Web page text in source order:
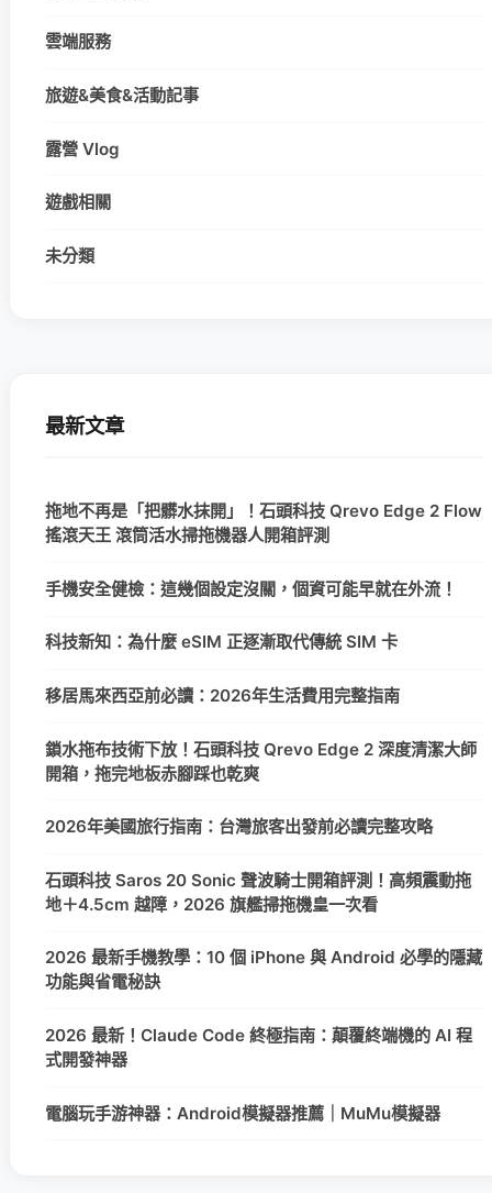
雲端服務
旅遊&美食&活動記事
露營 Vlog
遊戲相關
未分類
最新文章
拖地不再是「把髒水抹開」！石頭科技 Qrevo Edge 2 Flow
搖滾天王 滾筒活水掃拖機器人開箱評測
手機安全健檢：這幾個設定沒關，個資可能早就在外流！
科技新知：為什麼 eSIM 正逐漸取代傳統 SIM 卡
移居馬來西亞前必讀：2026年生活費用完整指南
鎖水拖布技術下放！石頭科技 Qrevo Edge 2 深度清潔大師
開箱，拖完地板赤腳踩也乾爽
2026年美國旅行指南：台灣旅客出發前必讀完整攻略
石頭科技 Saros 20 Sonic 聲波騎士開箱評測！高頻震動拖
地＋4.5cm 越障，2026 旗艦掃拖機皇一次看
2026 最新手機教學：10 個 iPhone 與 Android 必學的隱藏
功能與省電秘訣
2026 最新！Claude Code 終極指南：顛覆終端機的 AI 程
式開發神器
電腦玩手游神器：Android模擬器推薦｜MuMu模擬器